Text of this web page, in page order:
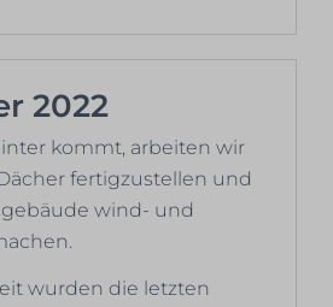
2022
kommt, arbeiten wir
fertigzustellen und
wind- und
wurden die letzten